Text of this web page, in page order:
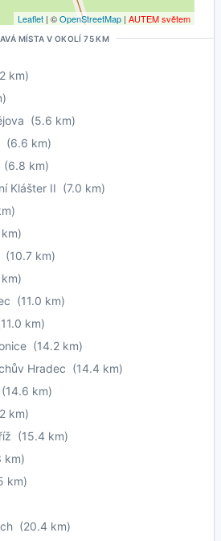
Leaflet | ©OpenStreetMap | AUTEM světem
MÍSTA V OKOLÍ 75 KM
km)
(5.6 km)
(6.6 km)
(6.8 km)
Klášter II (7.0 km)
(10.7 km)
(11.0 km)
km)
(14.2 km)
Hradec (14.4 km)
(14.6 km)
km)
(15.4 km)
km)
km)
(20.4 km)